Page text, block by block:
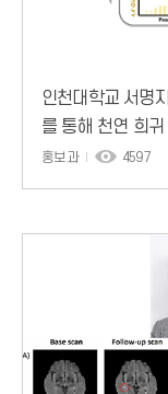
인천대학교 서명
를 통해 천연 희
디아포뉴로스포
홍보과 4597